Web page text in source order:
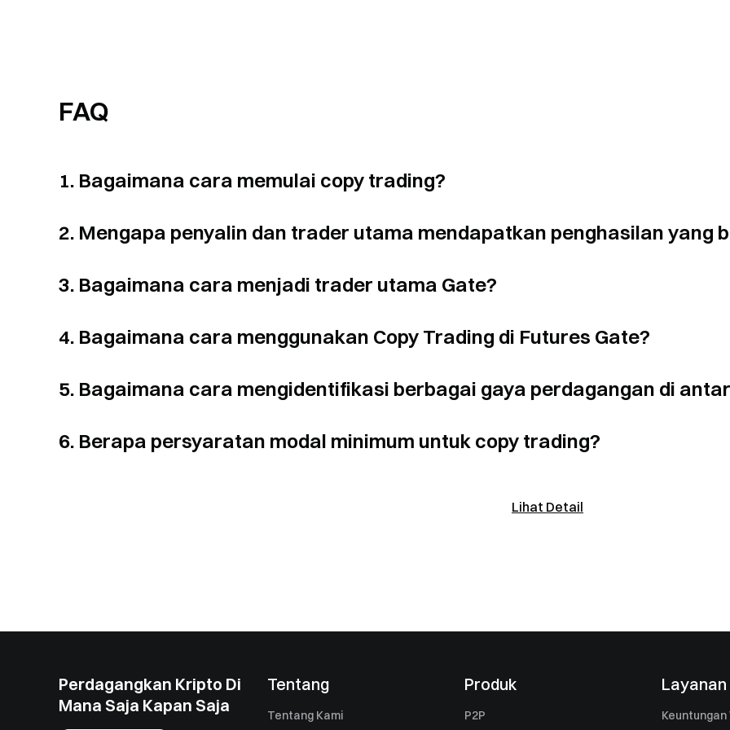
FAQ
1. Bagaimana cara memulai copy trading?
2. Mengapa penyalin dan trader utama mendapatkan penghasilan yang
3. Bagaimana cara menjadi trader utama Gate?
4. Bagaimana cara menggunakan Copy Trading di Futures Gate?
5. Bagaimana cara mengidentifikasi berbagai gaya perdagangan di
6. Berapa persyaratan modal minimum untuk copy trading?
Lihat Detail
Perdagangkan Kripto Di
Mana Saja Kapan Saja
Tentang
Tentang Kami
Produk
P2P
Layanan
Keuntungan